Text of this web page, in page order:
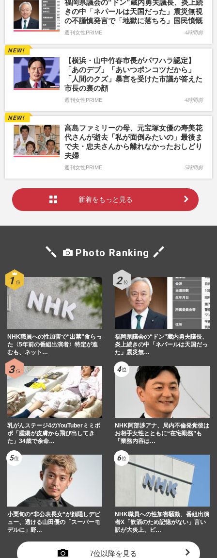
福岡県議会の“ドン”蔵内勇夫議長、炎上続
きの中「ネパールは天国だった」震災無視
の不謹慎発言で「地獄に落ちろ」国民憤慨
週刊女性PRIME 4時間前
【横浜・山中竹春市長がパワハラ認定】
「あのデブ」「あいつポンコツだから」
「人間のクズ」暴言を受けた市議が答えた
市長の裏の顔
週刊女性PRIME 4時間前
高島ファミリーの母、元宝塚女優の寿美花
代さんが逝去「私が面倒みたいの」最後ま
で夫・忠夫さんから離れなかったおしどり
夫婦
週刊女性PRIME 5時間前
新着をもっと見る
Photo Ranking
NHK職員への性加害で“出禁”食らっ
た〈5年前の番組出演者〉特定が進
むも、ネット…
福岡県議会の“ドン”蔵内勇夫議長、
炎上続きの中「ネパールは天国だっ
た」震災無…
乳がんステージ4のYouTuberミミポ
ポ「腫瘍が皮膚から飛び出してき
た」34歳で余命…
NHK阿部渉アナ、局内不倫発覚後は
お相手女性とともに“在宅勤務”も
「業務内容は…
小栗旬の“非公表長女”が顔隠しデビ
ュー、透ける山田優の「スーパーモ
デルに」野…
NHK職員への性加害騒動、番組出演
者X「飲酒のため記憶がない」言い
訳が大炎上、ピ…
7位以降を見る